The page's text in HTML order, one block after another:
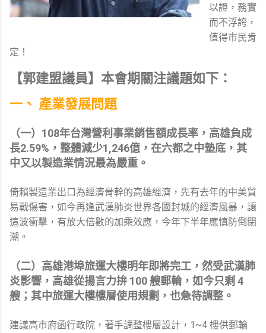
以證，務實
而不浮誇，
值得市民肯
定！
【郭建盟議員】本會期關注議題如下：
一、 產業發展問題
（一）108年台灣營利事業銷售額成長率，高雄負成
長2.59%，整體減少1,246億，在六都之中墊底，其
中又以製造業情況最為嚴重。
倚賴製造業出口為經濟骨幹的高雄經濟，先有去年的中美貿
易戰傷害，如今再逢武漢肺炎世界各國封城的經濟風暴，讓
這波衝擊，有放大倍數的加乘效應，今年下半年應慎防倒閉
潮。
（二）高雄港埠旅運大樓明年即將完工，然受武漢肺
炎影響，高雄從揚言力拚 100 艘郵輪，如今只剩 4
艘；其中旅運大樓樓層使用規劃，也急待調整。
建議高市府函行政院，著手調整樓層設計，1~4 樓供郵輪